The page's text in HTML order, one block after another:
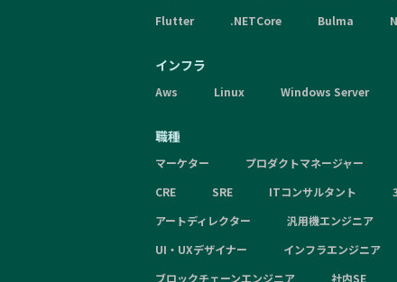
Flutter
.NETCore Bulma
インフラ
Aws Linux Windows Server
職種
マーケター プロダクトマネージャー
CRE
SRE ITコンサルタント
アートディレクター
汎用機エンジニア
UI・UXデザイナー
インフラエンジニア
ブロックチェーンエンジニア
社内SE